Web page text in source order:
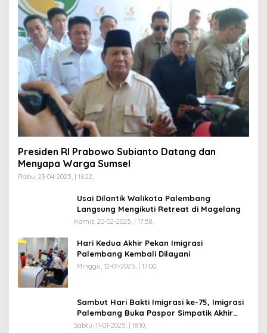
Presiden RI Prabowo Subianto Datang dan
Menyapa Warga Sumsel
Rabu, 23-04-2025, | 16:22,
Usai Dilantik Walikota Palembang
Langsung Mengikuti Retreat di Magelang
Kamis, 20-02-2025, | 17:58,
Hari Kedua Akhir Pekan Imigrasi
Palembang Kembali Dilayani
Minggu, 12-01-2025, | 17:00,
Sambut Hari Bakti Imigrasi ke-75, Imigrasi
Palembang Buka Paspor Simpatik Akhir
Pekan
Sabtu, 11-01-2025, | 18:10,